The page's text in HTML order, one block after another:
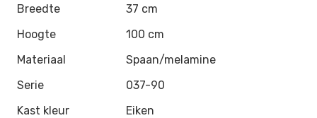
Breedte
37 cm
Hoogte
100 cm
Materiaal
Spaan/melamine
Serie
037-90
Kast kleur
Eiken